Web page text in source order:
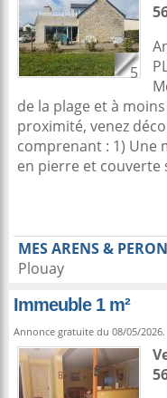
5
de la plage et à
proximité, venez
comprenant : 1)
en pierre et couverte
MES ARENS &
Plouay
Immeuble 1 m²
Annonce gratuite du 08/05/2026.